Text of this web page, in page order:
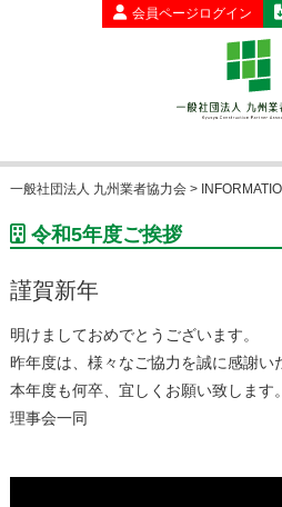
会員ページ ログイン
一般社団法人 九州業者協力会>
令和5年度ご挨拶
謹賀新年
明けましておめでとうございます。
昨年度は、様々なご協力を誠に感謝い
本年度も何卒、宜しくお願い致します。
理事会一同